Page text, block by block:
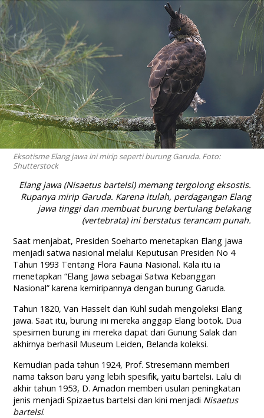
Eksotisme Elang jawa ini mirip seperti burung Garuda. Foto:
Shutterstock
Elang jawa (Nisaetus bartelsi) memang tergolong eksostis.
Rupanya mirip Garuda. Karena itulah, perdagangan Elang
jawa tinggi dan membuat burung bertulang belakang
(vertebrata) ini berstatus terancam punah.
Saat menjabat, Presiden Soeharto menetapkan Elang jawa
menjadi satwa nasional melalui Keputusan Presiden No 4
Tahun 1993 Tentang Flora Fauna Nasional. Kala itu ia
menetapkan “Elang Jawa sebagai Satwa Kebanggan
Nasional” karena kemiripannya dengan burung Garuda.
Tahun 1820, Van Hasselt dan Kuhl sudah mengoleksi Elang
jawa. Saat itu, burung ini mereka anggap Elang botok. Dua
spesimen burung ini mereka dapat dari Gunung Salak dan
akhirnya berhasil Museum Leiden, Belanda koleksi.
Kemudian pada tahun 1924, Prof. Stresemann memberi
nama takson baru yang lebih spesifik, yaitu bartelsi. Lalu di
akhir tahun 1953, D. Amadon memberi usulan peningkatan
jenis menjadi Spizaetus bartelsi dan kini menjadi Nisaetus
bartelsi.